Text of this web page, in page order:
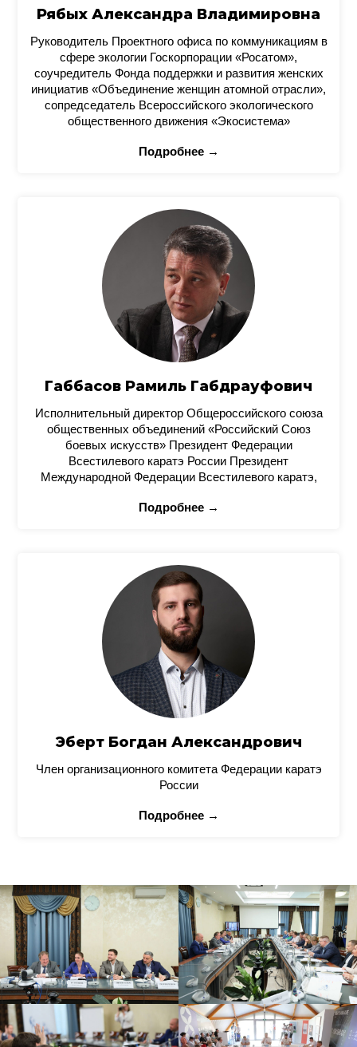
Рябых Александра Владимировна
Руководитель Проектного офиса по коммуникациям в
сфере экологии Госкорпорации «Росатом»,
соучредитель Фонда поддержки и развития женских
инициатив «Объединение женщин атомной отрасли»,
сопредседатель Всероссийского экологического
общественного движения «Экосистема»
Подробнее →
Габбасов Рамиль Габдрауфович
Исполнительный директор Общероссийского союза
общественных объединений «Российский Союз
боевых искусств» Президент Федерации
Всестилевого каратэ России Президент
Международной Федерации Всестилевого каратэ,
Подробнее →
Эберт Богдан Александрович
Член организационного комитета Федерации каратэ
России
Подробнее →